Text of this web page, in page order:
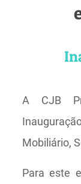
A CJB
Mobiliário,
Para este